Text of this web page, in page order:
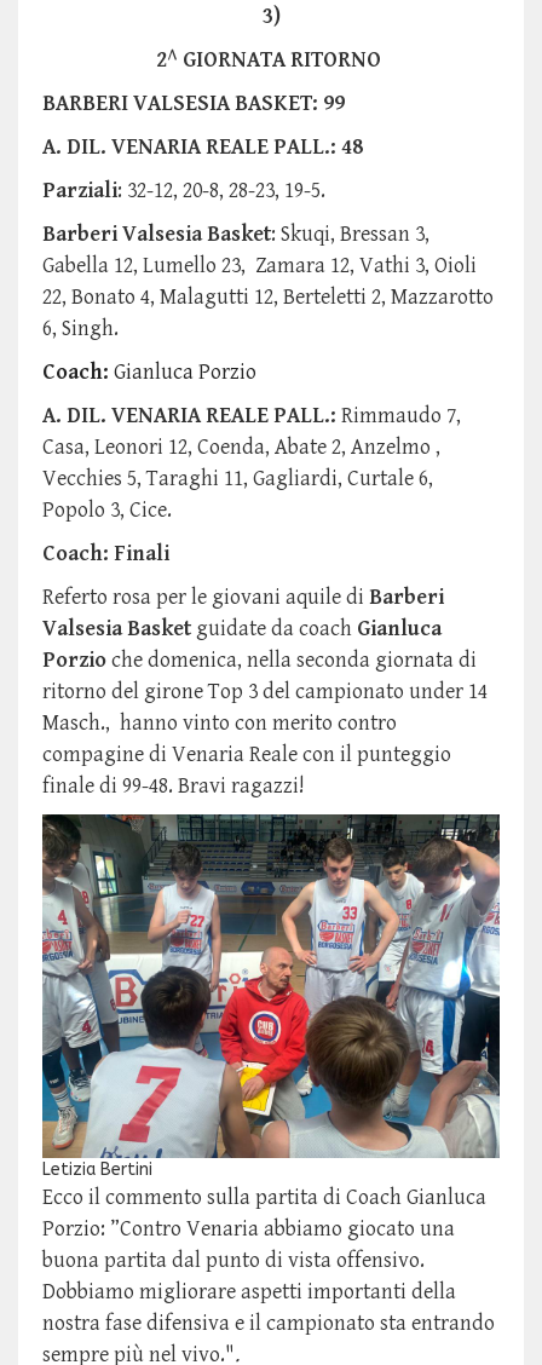
3)
2^ GIORNATA RITORNO
BARBERI VALSESIA BASKET: 99
A. DIL. VENARIA REALE PALL.: 48
Parziali: 32-12, 20-8, 28-23, 19-5.
Barberi Valsesia Basket: Skuqi, Bressan 3,
Gabella 12, Lumello 23, Zamara 12, Vathi 3, Oioli
22, Bonato 4, Malagutti 12, Berteletti 2, Mazzarotto
6, Singh.
Coach: Gianluca Porzio
A. DIL. VENARIA REALE PALL.: Rimmaudo 7,
Casa, Leonori 12, Coenda, Abate 2, Anzelmo ,
Vecchies 5, Taraghi 11, Gagliardi, Curtale 6,
Popolo 3, Cice.
Coach: Finali
Referto rosa per le giovani aquile di Barberi
Valsesia Basket guidate da coach Gianluca
Porzioche domenica, nella seconda giornata di
ritorno del girone Top 3 del campionato under 14
Masch., hanno vinto con merito contro
compagine di Venaria Reale con il punteggio
finale di 99-48. Bravi ragazzi!
Letizia Bertini
Ecco il commento sulla partita di Coach Gianluca
Porzio: ”Contro Venaria abbiamo giocato una
buona partita dal punto di vista offensivo.
Dobbiamo migliorare aspetti importanti della
nostra fase difensiva e il campionato sta entrando
sempre più nel vivo.".